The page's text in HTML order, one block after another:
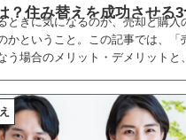
？住み替えを成功させる
ときに気になるのが、売却と購入
かということ。この記事では、「
う場合のメリット・デメリットと